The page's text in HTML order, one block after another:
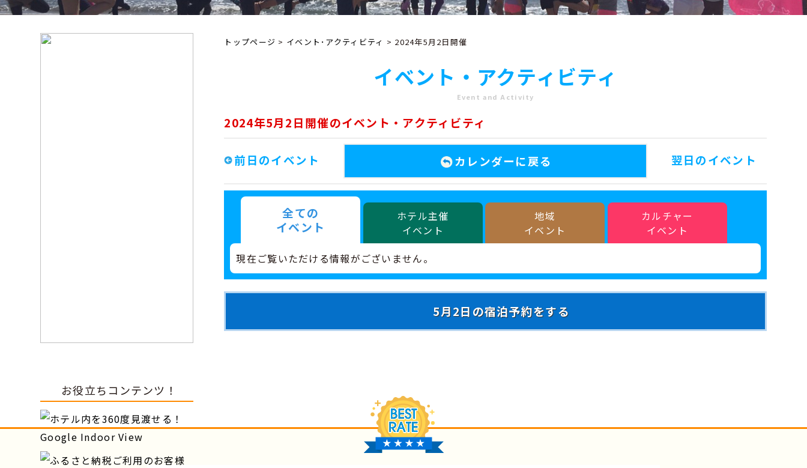
トップページ > イベント･アクティビティ > 2024年5月2日開催
イベント・アクティビティ
Event and Activity
2024年5月2日開催のイベント・アクティビティ
前日のイベント カレンダーに戻る 翌日のイベント
全ての
イベント
ホテル主催
イベント
地域
イベント
カルチャー
イベント
現在ご覧いただける情報がございません。
5月2日の宿泊予約をする
お役立ちコンテンツ！